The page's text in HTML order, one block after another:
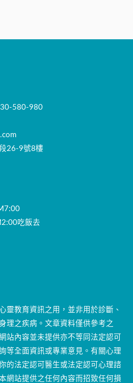
580-980
26-9號8樓
吃飯去
靈教育資訊之用，並非用於診斷、
理之疾病。文章資料僅供參考之
站內容並未提供亦不等同法定認可
等全面資訊或專業意見。有關心理
的法定認可醫生或法定認可心理諮
網站提供之任何內容而招致任何損